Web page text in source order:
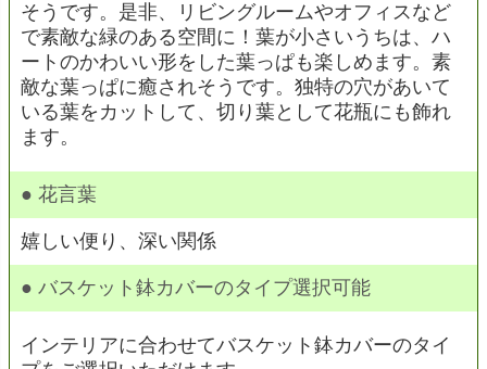
そうです。是非、リビングルームやオフィスなど
で素敵な緑のある空間に！葉が小さいうちは、ハ
ートのかわいい形をした葉っぱも楽しめます。素
敵な葉っぱに癒されそうです。独特の穴があいて
いる葉をカットして、切り葉として花瓶にも飾れ
ます。
● 花言葉
嬉しい便り、深い関係
● バスケット鉢カバーのタイプ選択可能
インテリアに合わせてバスケット鉢カバーのタイ